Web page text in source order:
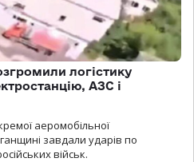
логістику
АЗС і
аеромобільної
завдали ударів по
військ.